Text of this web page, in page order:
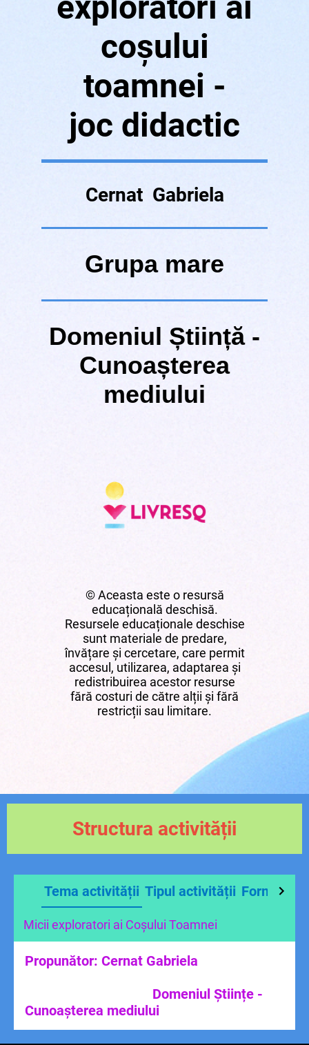
coșului
toamnei -
joc didactic
Cernat Gabriela
Grupa mare
Domeniul Știință -
Cunoașterea
mediului
© Aceasta este o resursă
educațională deschisă.
Resursele educaționale deschise
sunt materiale de predare,
învățare și cercetare, care permit
accesul, utilizarea, adaptarea și
redistribuirea acestor resurse
fără costuri de către alții și fără
restricții sau limitare.
Structura activității
Tema activității Tipul activității Forma de
Micii exploratori ai Coșului Toamnei
Propunător: Cernat Gabriela
Domeniul Științe -
Cunoașterea mediului